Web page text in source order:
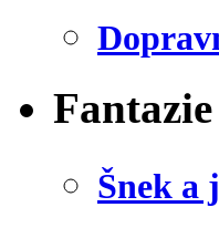
Fantazie
Šnek a